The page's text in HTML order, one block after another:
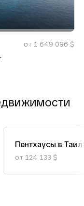
от 1 649 096 $
Пентхаусы в
от 124 133 $